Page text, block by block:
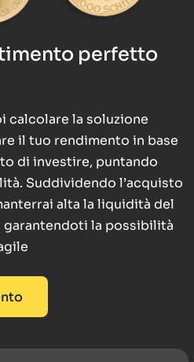
perfetto
calcolare la soluzione
il tuo rendimento in base
di investire, puntando
Suddividendo l’acquisto
alta la liquidità del
la possibilità